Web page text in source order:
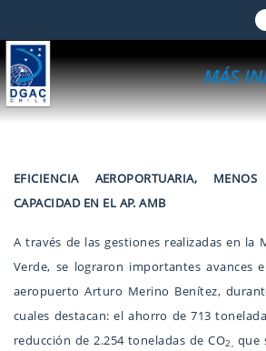
EFICIENCIA AEROPORTUARIA,
CAPACIDAD EN EL AP. AMB
A través de las gestiones realizadas en la
Verde, se lograron importantes avances
aeropuerto Arturo Merino Benítez,
cuales destacan: el ahorro de 713
reducción de 2.254 toneladas de CO2, que